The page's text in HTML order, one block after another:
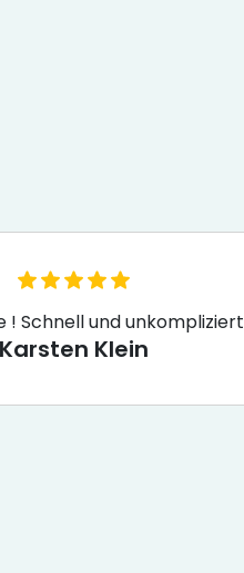
! Schnell und unkompliziert
Karsten Klein